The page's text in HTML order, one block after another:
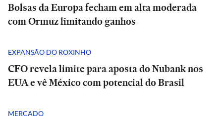
Bolsas da Europa fecham em alta moderada
com Ormuz limitando ganhos
EXPANSÃO DO ROXINHO
CFO revela limite para aposta do Nubank nos
EUA e vê México com potencial do Brasil
MERCADO